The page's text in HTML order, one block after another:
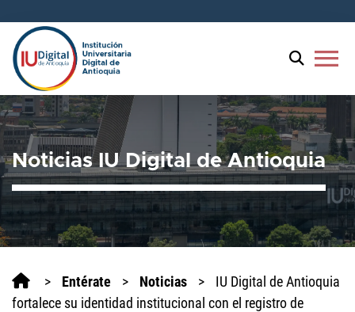
menu
Noticias IU Digital de Antioquia
> Entérate > Noticias >
IU Digital de Antioquia
fortalece su identidad institucional con el registro de